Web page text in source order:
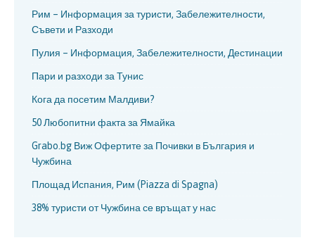
Рим – Информация за туристи, Забележителности,
Съвети и Разходи
Пулия – Информация, Забележителности, Дестинации
Пари и разходи за Тунис
Кога да посетим Малдиви?
50 Любопитни факта за Ямайка
Grabo.bg Виж Офертите за Почивки в България и
Чужбина
Площад Испания, Рим (Piazza di Spagna)
38% туристи от Чужбина се връщат у нас